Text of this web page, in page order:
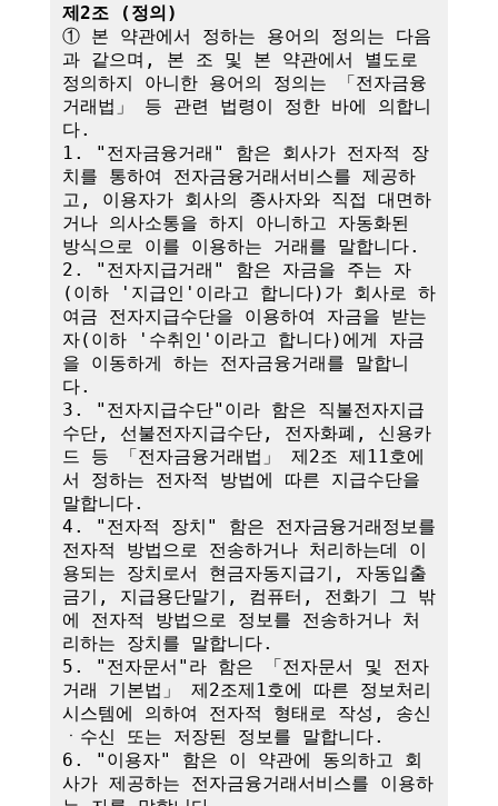
제2조 (정의)
① 본 약관에서 정하는 용어의 정의는 다음
과 같으며, 본 조 및 본 약관에서 별도로
정의하지 아니한 용어의 정의는 「전자금융
거래법」 등 관련 법령이 정한 바에 의합니
다.
1. "전자금융거래" 함은 회사가 전자적 장
치를 통하여 전자금융거래서비스를 제공하
고, 이용자가 회사의 종사자와 직접 대면하
거나 의사소통을 하지 아니하고 자동화된
방식으로 이를 이용하는 거래를 말합니다.
2. "전자지급거래" 함은 자금을 주는 자
(이하 '지급인'이라고 합니다)가 회사로 하
여금 전자지급수단을 이용하여 자금을 받는
자(이하 '수취인'이라고 합니다)에게 자금
을 이동하게 하는 전자금융거래를 말합니
다.
3. "전자지급수단"이라 함은 직불전자지급
수단, 선불전자지급수단, 전자화폐, 신용카
드 등 「전자금융거래법」 제2조 제11호에
서 정하는 전자적 방법에 따른 지급수단을
말합니다.
4. "전자적 장치" 함은 전자금융거래정보를
전자적 방법으로 전송하거나 처리하는데 이
용되는 장치로서 현금자동지급기, 자동입출
금기, 지급용단말기, 컴퓨터, 전화기 그 밖
에 전자적 방법으로 정보를 전송하거나 처
리하는 장치를 말합니다.
5. "전자문서"라 함은 「전자문서 및 전자
거래 기본법」 제2조제1호에 따른 정보처리
시스템에 의하여 전자적 형태로 작성, 송신
ㆍ수신 또는 저장된 정보를 말합니다.
6. "이용자" 함은 이 약관에 동의하고 회
사가 제공하는 전자금융거래서비스를 이용하